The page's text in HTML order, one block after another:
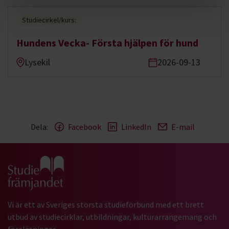
Studiecirkel/kurs:
Hundens Vecka- Första hjälpen för hund
Lysekil 2026-09-13
Dela: Facebook LinkedIn E-mail
Gå till studiefrämjandets startsida
Vi är ett av Sveriges största studieförbund med ett brett
utbud av studiecirklar, utbildningar, kulturarrangemang och